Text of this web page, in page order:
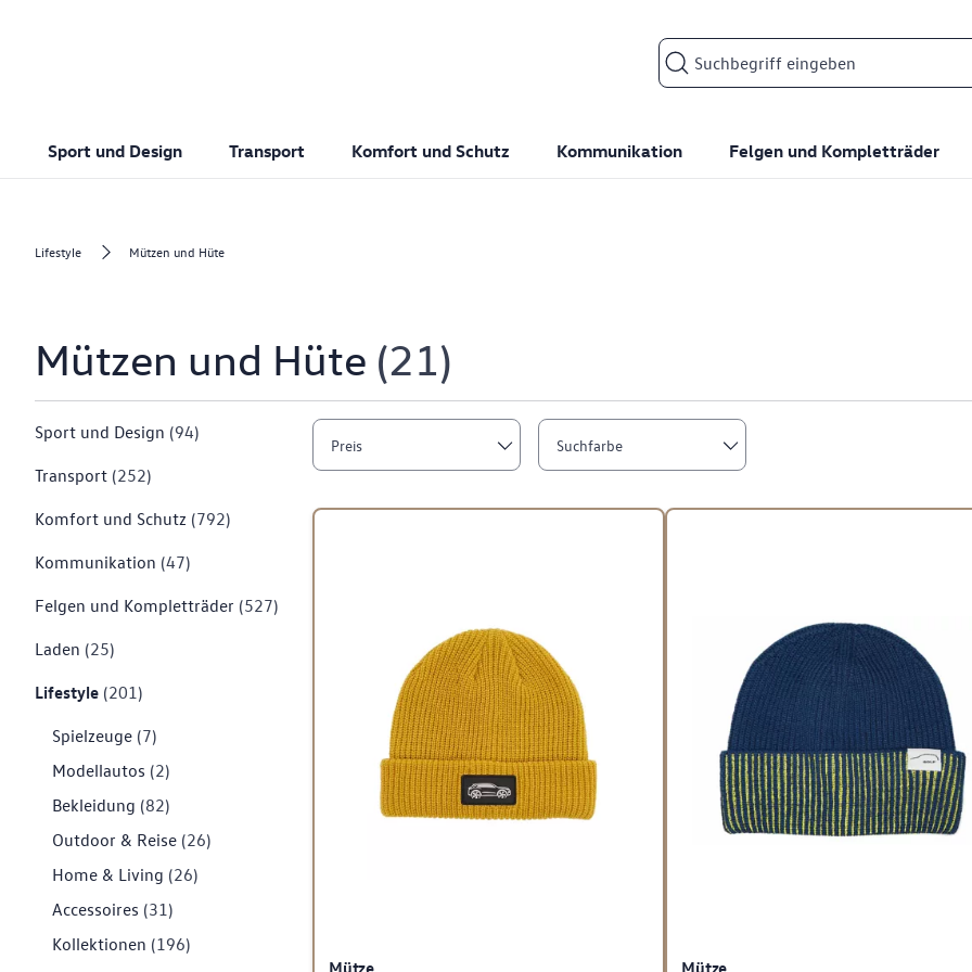
Suchfeld
Sport und Design Transport Komfort und Schutz Kommunikation Felgen und Kompletträder
Lifestyle Mützen und Hüte
Mützen und Hüte 21
Sport und Design (94)
Transport (252)
Komfort und Schutz (792)
Kommunikation (47)
Felgen und Kompletträder (527)
Laden (25)
Lifestyle (201)
Spielzeuge (7)
Modellautos (2)
Bekleidung (82)
Outdoor & Reise (26)
Home & Living (26)
Accessoires (31)
Kollektionen (196)
Preis Suchfarbe
Mütze Mütze